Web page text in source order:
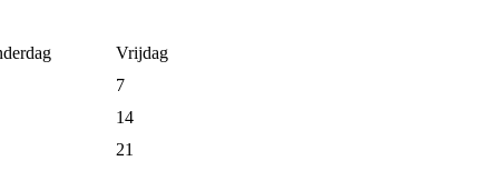
Vrijdag
7
14
21